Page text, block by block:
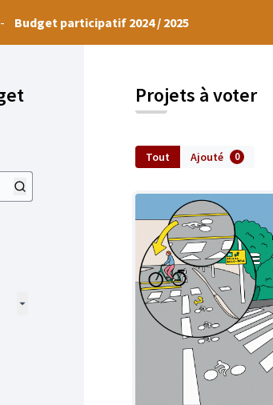
- Budget participatif 2024 / 2025
Projets à voter
Tout Ajouté 0